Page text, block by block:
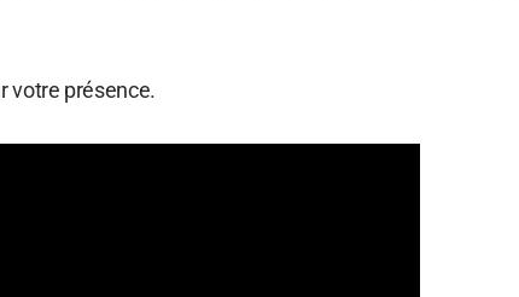
votre présence.